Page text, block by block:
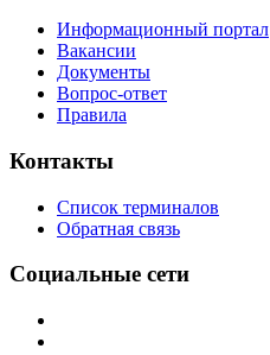
Информационный портал
Вакансии
Документы
Вопрос-ответ
Правила
Контакты
Список терминалов
Обратная связь
Социальные сети